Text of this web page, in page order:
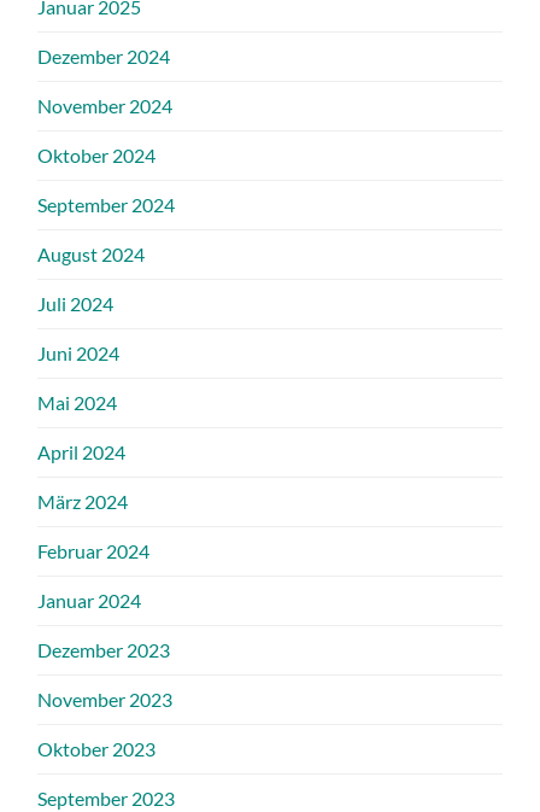
Januar 2025
Dezember 2024
November 2024
Oktober 2024
September 2024
August 2024
Juli 2024
Juni 2024
Mai 2024
April 2024
März 2024
Februar 2024
Januar 2024
Dezember 2023
November 2023
Oktober 2023
September 2023